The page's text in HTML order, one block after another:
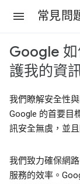
常見問
Google
護我的資
我們瞭解安全性
Google 的首要目
訊安全無虞，並
我們致力確保網
服務的效率。